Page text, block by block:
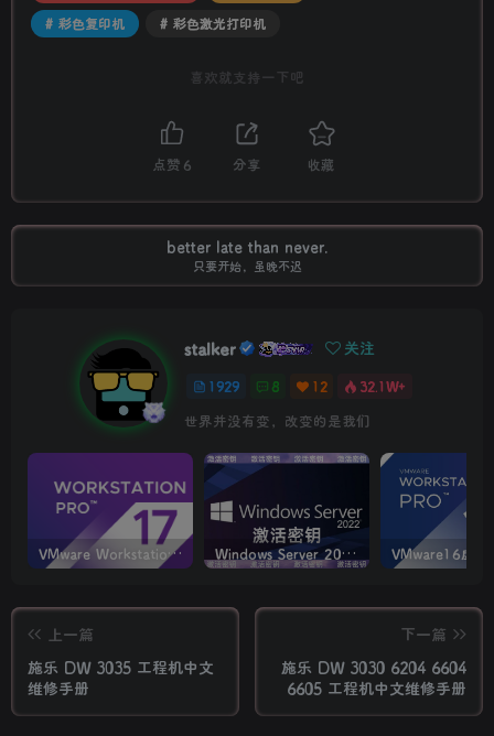
# 彩色复印机
# 彩色激光打印机
喜欢就支持一下吧
点赞 6 分享 收藏
Nobody can go back and start a new beginning, but anyone
can start today and make a new ending.
没有人可以回到过去从头再来，但是每个人都可以从今天开始，创造一个全新的结
stalker 关注
1929 8 12
32.1W+
担忧不会清空明日的烦恼，它只会丧失今日的勇气
上一篇
下一篇